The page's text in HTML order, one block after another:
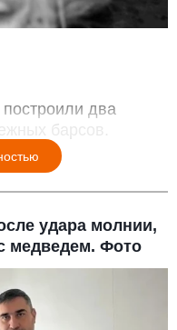
построили два
барсов.
удара молнии,
медведем. Фото